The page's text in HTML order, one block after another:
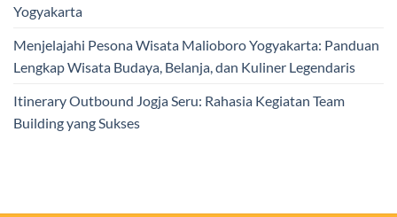
Yogyakarta
Menjelajahi Pesona Wisata Malioboro Yogyakarta: Panduan
Lengkap Wisata Budaya, Belanja, dan Kuliner Legendaris
Itinerary Outbound Jogja Seru: Rahasia Kegiatan Team
Building yang Sukses